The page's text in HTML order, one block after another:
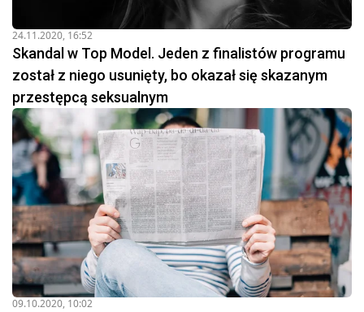
24.11.2020, 16:52
Skandal w Top Model. Jeden z finalistów programu
został z niego usunięty, bo okazał się skazanym
przestępcą seksualnym
09.10.2020, 10:02